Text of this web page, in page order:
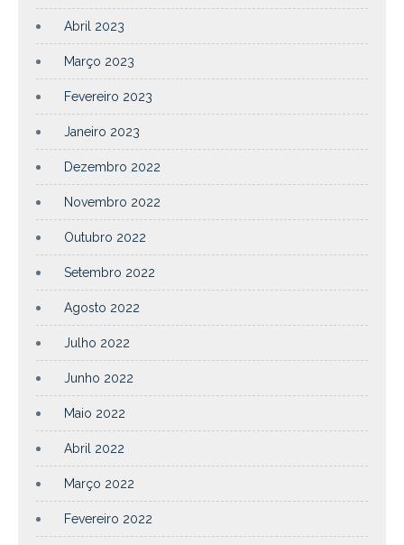
Abril 2023
Março 2023
Fevereiro 2023
Janeiro 2023
Dezembro 2022
Novembro 2022
Outubro 2022
Setembro 2022
Agosto 2022
Julho 2022
Junho 2022
Maio 2022
Abril 2022
Março 2022
Fevereiro 2022